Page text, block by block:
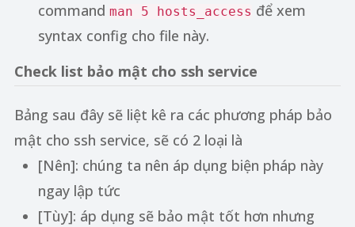
command man 5 hosts_access để xem
syntax config cho file này.
Check list bảo mật cho ssh service
Bảng sau đây sẽ liệt kê ra các phương pháp bảo
mật cho ssh service, sẽ có 2 loại là
[Nên]: chúng ta nên áp dụng biện pháp này
ngay lập tức
[Tùy]: áp dụng sẽ bảo mật tốt hơn nhưng